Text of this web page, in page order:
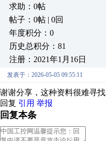
求助：0帖
帖子：0帖 | 0回
年度积分：0
历史总积分：81
注册：2021年1月16日
发表于：2026-05-05 09:55:11
谢谢分享，这种资料很难寻找
回复 引用 举报
回复本条